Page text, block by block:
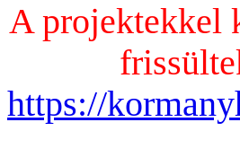
A projektekkel
https://